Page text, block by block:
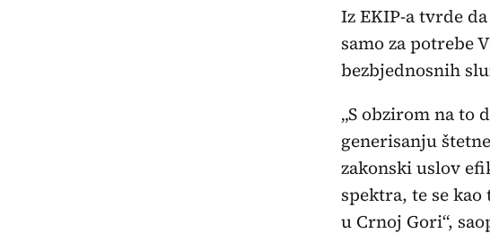
Iz EKIP-a tvrde
samo za potrebe
bezbjednosnih
„S obzirom na to
generisanju
zakonski uslov
spektra, te se
u Crnoj Gori“,